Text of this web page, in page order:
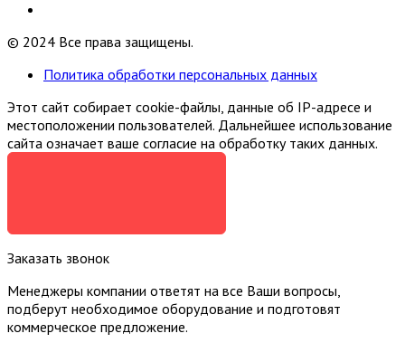
© 2024 Все права защищены.
Политика обработки персональных данных
Этот сайт собирает cookie-файлы, данные об IP-адресе и
местоположении пользователей. Дальнейшее использование
сайта означает ваше согласие на обработку таких данных.
Заказать звонок
Менеджеры компании ответят на все Ваши вопросы,
подберут необходимое оборудование и подготовят
коммерческое предложение.